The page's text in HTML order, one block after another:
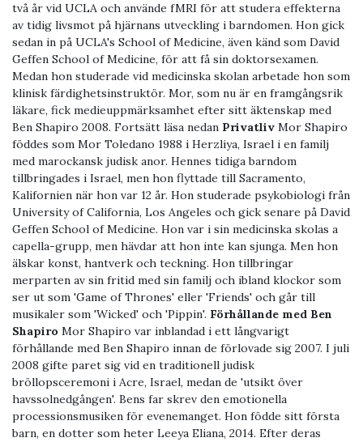
två år vid UCLA och använde fMRI för att studera effekterna
av tidig livsmot på hjärnans utveckling i barndomen. Hon gick
sedan in på UCLA's School of Medicine, även känd som David
Geffen School of Medicine, för att få sin doktorsexamen.
Medan hon studerade vid medicinska skolan arbetade hon som
klinisk färdighetsinstruktör. Mor, som nu är en framgångsrik
läkare, fick medieuppmärksamhet efter sitt äktenskap med
Ben Shapiro 2008. Fortsätt läsa nedan Privatliv Mor Shapiro
föddes som Mor Toledano 1988 i Herzliya, Israel i en familj
med marockansk judisk anor. Hennes tidiga barndom
tillbringades i Israel, men hon flyttade till Sacramento,
Kalifornien när hon var 12 år. Hon studerade psykobiologi från
University of California, Los Angeles och gick senare på David
Geffen School of Medicine. Hon var i sin medicinska skolas a
capella-grupp, men hävdar att hon inte kan sjunga. Men hon
älskar konst, hantverk och teckning. Hon tillbringar
merparten av sin fritid med sin familj och ibland klockor som
ser ut som 'Game of Thrones' eller 'Friends' och går till
musikaler som 'Wicked' och 'Pippin'. Förhållande med Ben
Shapiro Mor Shapiro var inblandad i ett långvarigt
förhållande med Ben Shapiro innan de förlovade sig 2007. I juli
2008 gifte paret sig vid en traditionell judisk
bröllopsceremoni i Acre, Israel, medan de 'utsikt över
havssolnedgången'. Bens far skrev den emotionella
processionsmusiken för evenemanget. Hon födde sitt första
barn, en dotter som heter Leeya Eliana, 2014. Efter deras